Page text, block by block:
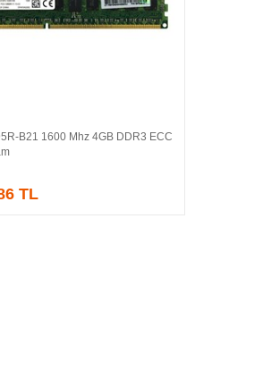
Sepete Ekle
B21 1600 Mhz 4GB DDR3 ECC
TL